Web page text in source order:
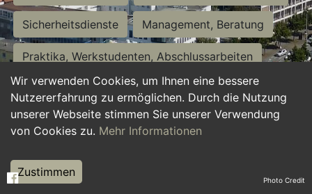
Wir verwenden Cookies, um Ihnen eine bessere
Nutzererfahrung zu ermöglichen. Durch die Nutzung
unserer Webseite stimmen Sie unserer Verwendung
von Cookies zu. Mehr Informationen
Zustimmen
Sicherheitsdienste Management, Beratung
Praktika, Werkstudenten, Abschlussarbeiten
Personalwesen Assistenz, Sekretariat
Hilfskräfte, Aushilfs- und Nebenjobs
Weiterbildung, Studium, duale Ausbildung Photo Credit